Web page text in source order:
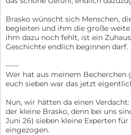
Brasko wünscht sich Menschen,
begleiten und ihm die große weite
ihm dazu noch fehlt, ist ein
Geschichte endlich beginnen darf.
-----
Wer hat aus meinem Becherchen
euch sieben war das jetzt
Nun, wir hätten da einen
der kleine Brasko, denn bei uns
Juni 26) sieben kleine Experten
eingezogen.